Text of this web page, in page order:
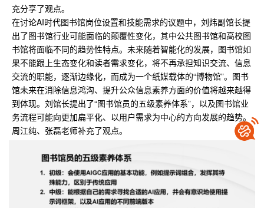
充分享了观点。
在讨论AI时代图书馆岗位设置和技能需求的议题中，刘炜副馆长提
出了图书馆行业可能面临的颠覆性变化，其中公共图书馆和高校图
书馆将面临不同的趋势性特点。未来随着智能化的发展，图书馆如
果不能跟上生态变化和读者需求变化，将不再承担知识交流、信息
交流的职能，逐渐边缘化，而成为一个纸媒载体的“博物馆”。图书
馆未来在消除信息鸿沟、提升公众信息素养方面的价值将越来越得
到体现。刘馆长提出了“图书馆员的五级素养体系”，以及图书馆业
务流程可能向更加扁平化、以用户需求为中心的方向发展的趋势。
周江纯、张磊老师补充了观点。